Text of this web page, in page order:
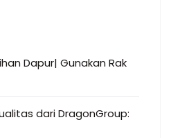
Dapur| Gunakan Rak
dari DragonGroup: